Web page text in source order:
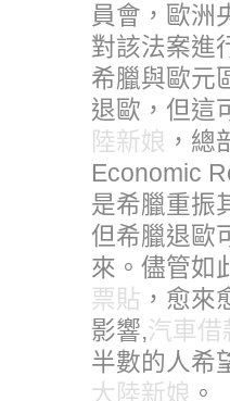
員會，歐洲
對該法案進
希臘與歐元
退歐，但這
陸新娘 ，
Economic
是希臘重振
但希臘退歐
來。儘管如
票貼 ，愈來
影響,汽車借
半數的人希
大陸新娘 。